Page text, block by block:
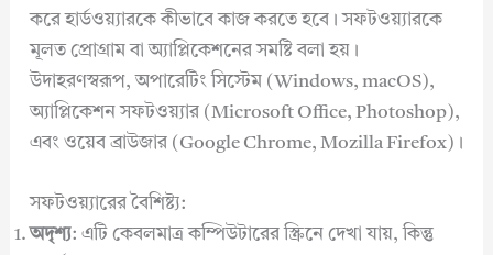
করে হার্ডওয়্যারকে কীভাবে কাজ করতে হবে। সফটওয়্যারকে
মূলত প্রোগ্রাম বা অ্যাপ্লিকেশনের সমষ্টি বলা হয়।
উদাহরণস্বরূপ, অপারেটিং সিস্টেম (Windows, macOS),
অ্যাপ্লিকেশন সফটওয়্যার (Microsoft Office, Photoshop),
এবং ওয়েব ব্রাউজার (Google Chrome, Mozilla Firefox)।
সফটওয়্যারের বৈশিষ্ট্য:
অদৃশ্য: এটি কেবলমাত্র কম্পিউটারের স্ক্রিনে দেখা যায়, কিন্তু